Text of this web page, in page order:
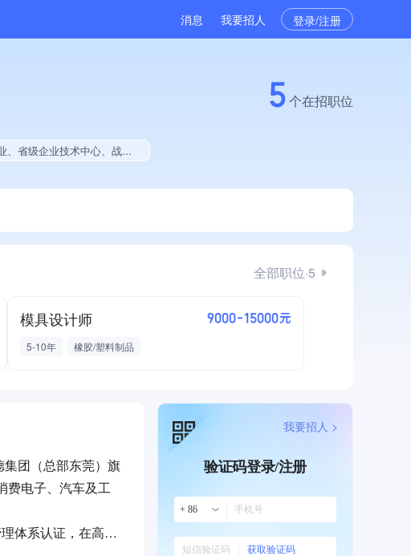
消息 我要招人 登录/注册
术布局行业领先、权威管理体系认证、大学生就业贡献、拥有绿色资质、拥有工艺创新能力、拥有著作权
5个在招职位
全部职位·5
模具设计师 9000-15000元
5-10年 橡胶/塑料制品
团（总部东莞）旗
费电子、汽车及工
体系认证，在高精
验证码登录/注册
+ 86
获取验证码
我要招人 >